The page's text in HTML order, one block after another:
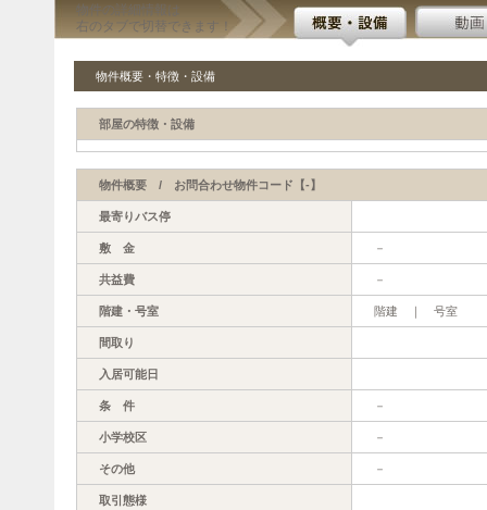
物件の詳細情報は
右のタブで切替できます！
物件概要・特徴・設備
部屋の特徴・設備
物件概要 / お問合わせ物件コード【-】
最寄りバス停
敷 金 －
共益費 －
階建・号室 階建 ｜ 号室
間取り
入居可能日
条 件 －
小学校区 －
その他 －
取引態様